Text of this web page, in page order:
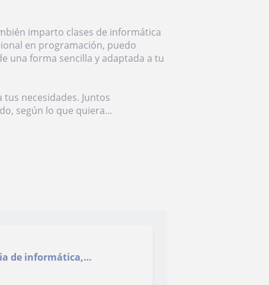
imparto clases de informática
en programación, puedo
una forma sencilla y adaptada a tu
necesidades. Juntos
según lo que quiera...
de informática,
Excel, PowerPoint, etc…)